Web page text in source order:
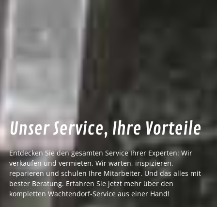
Unser Service, Ihre Vorteile
Entdecken Sie den gesamten Service Ihrer Experten: Wir
verkaufen und vermieten. Wir warten, inspizieren,
reparieren und schulen Ihre Mitarbeiter. Und das alles mit
bester Beratung. Erfahren Sie jetzt mehr über den
kompletten Wachtendorf-Service aus einer Hand!